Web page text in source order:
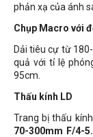
phản xạ của ánh
Chụp Macro với
Dải tiêu cự từ
quả với tỉ lệ
95cm.
Thấu kính LD
Trang bị thấu
70-300mm F/4-